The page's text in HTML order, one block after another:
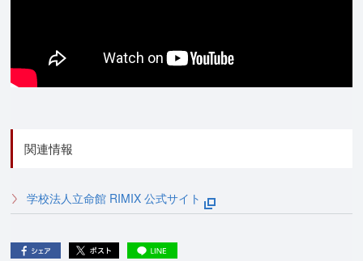
関連情報
学校法人立命館 RIMIX 公式サイト